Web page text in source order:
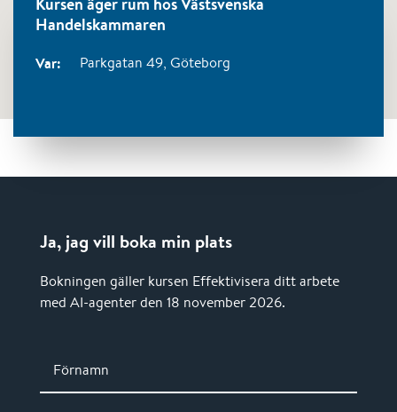
Handelskammaren
Var: Parkgatan 49, Göteborg
Ja, jag vill boka min plats
Bokningen gäller kursen Effektivisera ditt arbete
med AI-agenter den 18 november 2026.
Förnamn